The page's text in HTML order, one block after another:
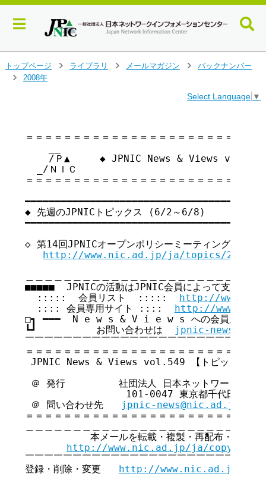
トップページ
ライブラリ
メールマガジン
バックナンバー
2008年
Select Language ▼
＝＝＝＝＝＝＝＝＝＝＝＝＝＝＝＝＝＝＝＝＝＝＝＝
/Ｐ▲     ◆ JPNIC News & Views vol.549
  _/ＮＩＣ
＝＝＝＝＝＝＝＝＝＝＝＝＝＝＝＝＝＝＝＝＝＝＝＝
━━━━━━━━━━━━━━━━━━━━━━━━━━━━━━━━━━━
◆ 先週のJPNICトピックス (6/2～6/8)
━━━━━━━━━━━━━━━━━━━━━━━━━━━━━━━━━━━
◇ 第14回JPNICオープンポリシーミーティング開催
http://www.nic.ad.jp/ja/topics/2008/
■■■■■  JPNICの活動はJPNIC会員によって支えら
  :::::  会員リスト  :::::
http://
  :::: 会員専用サイト ::::
http://
□┓ ━━━  N e w s & V i e w s への会員広告無料
┗┛          お問い合わせは
jpnic-
￣￣￣￣￣￣￣￣￣￣￣￣￣￣￣￣￣￣￣￣￣￣￣￣
＝＝＝＝＝＝＝＝＝＝＝＝＝＝＝＝＝＝＝＝＝＝＝＝
JPNIC News & Views vol.549 【トピックス号
＠ 発行         社団法人 日本ネットワークインフ
101-0047 東京都千代田区内神
＠ 問い合わせ先
jpnic-news@nic.ad.jp
＝＝＝＝＝＝＝＝＝＝＝＝＝＝＝＝＝＝＝＝＝＝＝＝
本メールを転載・複製・再配布・引用さ
http://www.nic.ad.jp/ja/
￣￣￣￣￣￣￣￣￣￣￣￣￣￣￣￣￣￣￣￣￣￣￣￣
登録・削除・変更 http://www.nic.ad.jp/ja/